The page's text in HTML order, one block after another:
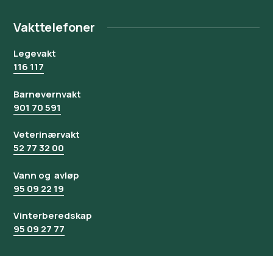
Vakttelefoner
Legevakt
116 117
Barnevernvakt
901 70 591
Veterinærvakt
52 77 32 00
Vann og avløp
95 09 22 19
Vinterberedskap
95 09 27 77